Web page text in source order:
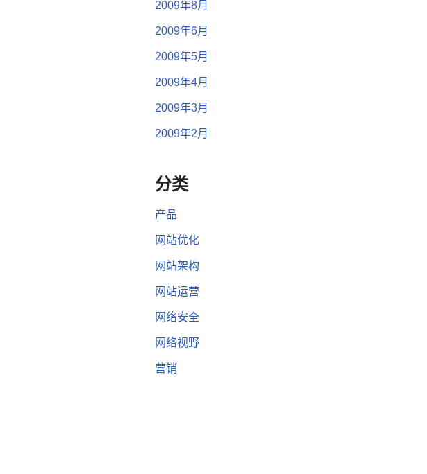
2009年8月
2009年6月
2009年5月
2009年4月
2009年3月
2009年2月
分类
产品
网站优化
网站架构
网站运营
网络安全
网络视野
营销